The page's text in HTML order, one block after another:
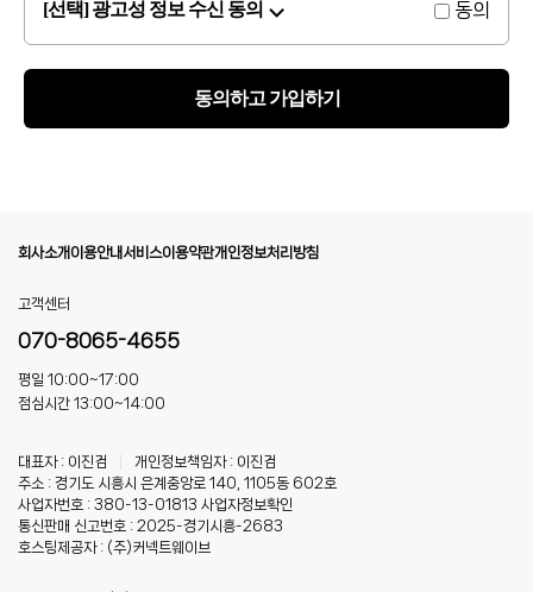
[선택] 광고성 정보 수신 동의 동의
동의하고 가입하기
회사소개 이용안내서비스이용약관개인정보처리방침
고객센터
070-8065-4655
평일 10:00~17:00
점심시간 13:00~14:00
대표자 : 이진검
개인정보책임자 : 이진검
주소 : 경기도 시흥시 은계중앙로 140, 1105동 602호
사업자번호 : 380-13-01813 사업자정보확인
통신판매 신고번호 : 2025-경기시흥-2683
호스팅제공자 : (주)커넥트웨이브